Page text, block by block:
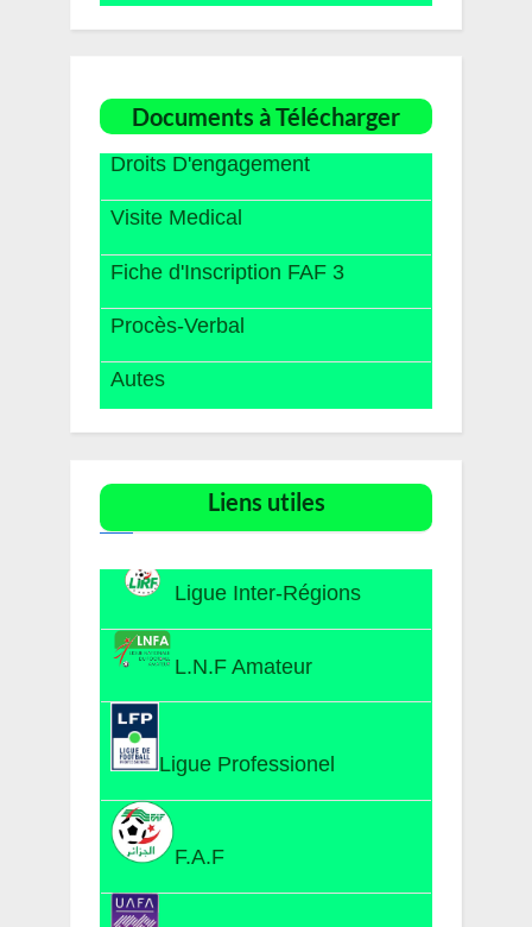
Documents à Télécharger
Droits D'engagement
Visite Medical
Fiche d'Inscription FAF 3
Procès-Verbal
Autes
Liens utiles​
Ligue Inter-Régions
L.N.F Amateur
Ligue Professionel
F.A.F